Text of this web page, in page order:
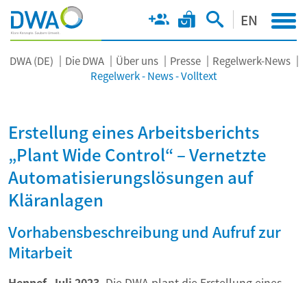
EN
DWA (DE) Die DWA Über uns Presse
Regelwerk-News
Regelwerk - News - Volltext
Erstellung eines Arbeitsberichts
„Plant Wide Control“ – Vernetzte
Automatisierungslösungen auf
Kläranlagen
Vorhabensbeschreibung und Aufruf zur
Mitarbeit